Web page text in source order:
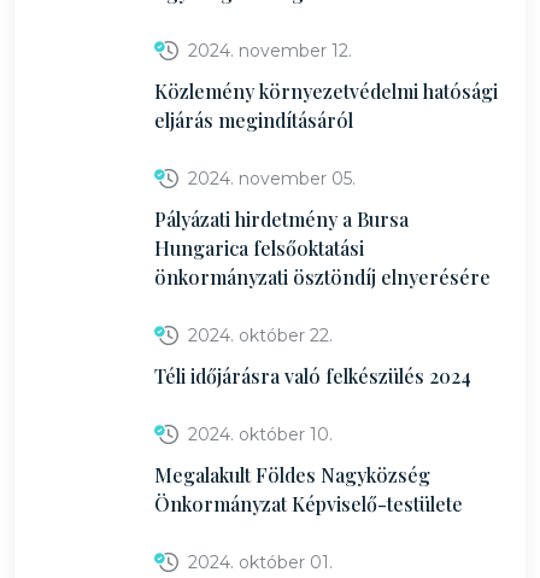
2024. november 12.
Közlemény környezetvédelmi hatósági
eljárás megindításáról
2024. november 05.
Pályázati hirdetmény a Bursa
Hungarica felsőoktatási
önkormányzati ösztöndíj elnyerésére
2024. október 22.
Téli időjárásra való felkészülés 2024
2024. október 10.
Megalakult Földes Nagyközség
Önkormányzat Képviselő-testülete
2024. október 01.